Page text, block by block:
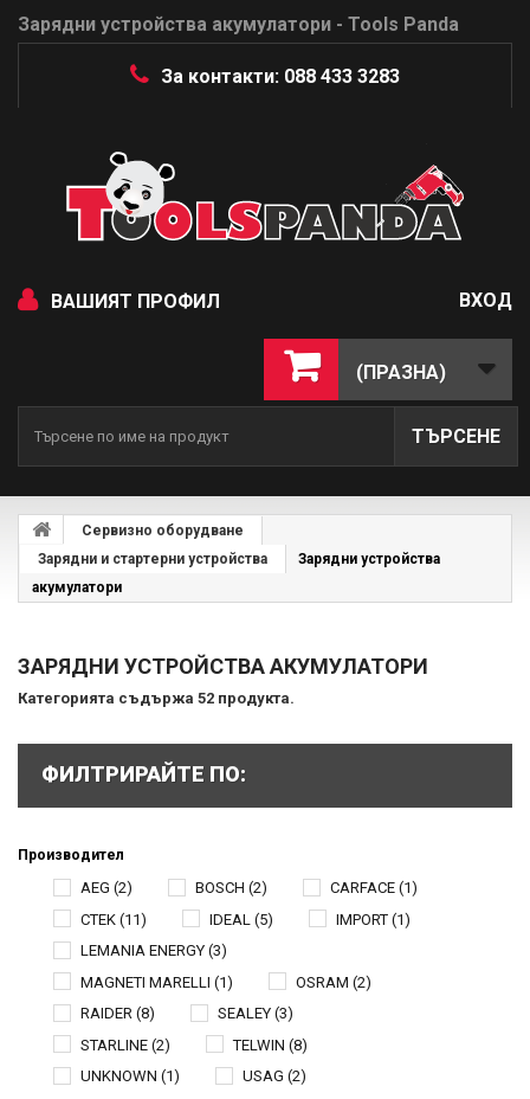
Зарядни устройства акумулатори - Tools Panda
За контакти: 088 433 3283
ВАШИЯТ ПРОФИЛ ВХОД
(ПРАЗНА)
ТЪРСЕНЕ
Сервизно оборудване
Зарядни и стартерни устройства
Зарядни устройства
акумулатори
ЗАРЯДНИ УСТРОЙСТВА АКУМУЛАТОРИ
Категорията съдържа 52 продукта.
ФИЛТРИРАЙТЕ ПО:
Производител
AEG (2) BOSCH (2) CARFACE (1)
CTEK (11) IDEAL (5) IMPORT (1)
LEMANIA ENERGY (3)
MAGNETI MARELLI (1) OSRAM (2)
RAIDER (8) SEALEY (3)
STARLINE (2) TELWIN (8)
UNKNOWN (1) USAG (2)